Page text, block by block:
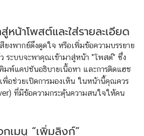
น้าโพสต์และใส่รายละเอียด
งพากย์ดึงดูดใจ หรือเพิ่มข้อความบรรยาย
ระบบจะพาคุณเข้ามาสู่หน้า "โพสต์" ซึ่ง
พ์แคปชันอธิบายเนื้อหา และการติดแฮช
พื่อช่วยเปิดการมองเห็น ในหน้านี้คุณควร
ที่มีข้อความกระตุ้นความสนใจให้คน
เมนู “เพิ่มลิงก์”